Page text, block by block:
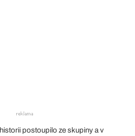
postoupilo ze skupiny a v